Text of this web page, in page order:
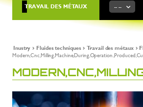
TRAVAIL DES MÉTAUX -- --
Inustry Fluides techniques Travail des métaux